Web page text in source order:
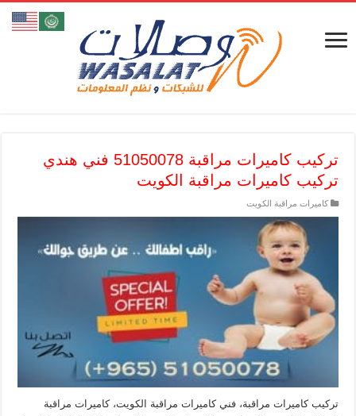
تركيب كاميرات مراقبة 51050078 فني هندي
تركيب كاميرات مراقبة الكويت
كاميرات مراقبة الكويت
تركيب كاميرات مراقبة، فني كاميرات مراقبة الكويت، كاميرات مراقبة